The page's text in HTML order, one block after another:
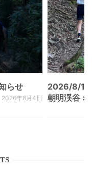
らせ
2026年8月4日
2026/8/
朝明渓谷 ×